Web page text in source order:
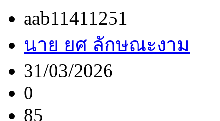
aab11411251
นาย ยศ ลักษณะงาม
31/03/2026
0
85